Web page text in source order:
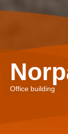
Office building